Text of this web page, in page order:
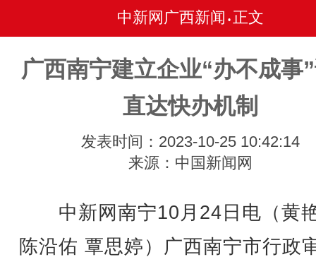
中新网广西新闻 • 正文
广西南宁建立企业“办不成事
直达快办机制
发表时间：2023-10-25 10:42:14
来源：中国新闻网
中新网南宁10月24日电（黄
陈沿佑 覃思婷）广西南宁市行政